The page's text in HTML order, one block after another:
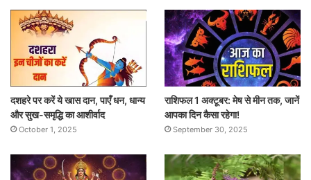
दशहरे पर करें ये खास दान, पाएँ धन, धान्य
और सुख-समृद्धि का आशीर्वाद
October 1, 2025
राशिफल 1 अक्टूबर: मेष से मीन तक, जानें
आपका दिन कैसा रहेगा!
September 30, 2025